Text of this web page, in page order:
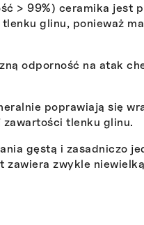
> 99%) ceramika jest
glinu, ponieważ
odporność na atak
poprawiają się
tlenku glinu.
gęstą i zasadniczo
zwykle